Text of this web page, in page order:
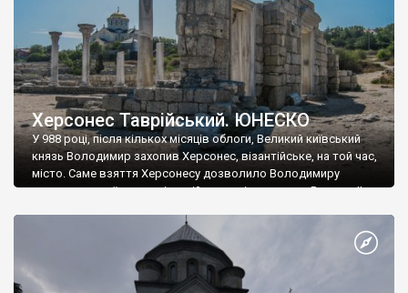
Херсонес Таврійський. ЮНЕСКО
У 988 році, після кількох місяців облоги, Великий київський
князь Володимир захопив Херсонес, візантійське, на той час,
місто. Саме взяття Херсонесу дозволило Володимиру
диктувати свої умови візантійському імператору Василю ІІ, та
Херсонесі Володимир-язичник, став Василем-християнином.
А потім було Хрещення Русі. На честь Херсонесу Таврійського